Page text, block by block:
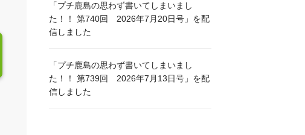
「プチ鹿島の思わず書いてしまいまし
た！！ 第740回 2026年7月20日号」を配
信しました
「プチ鹿島の思わず書いてしまいまし
た！！ 第739回 2026年7月13日号」を配
信しました